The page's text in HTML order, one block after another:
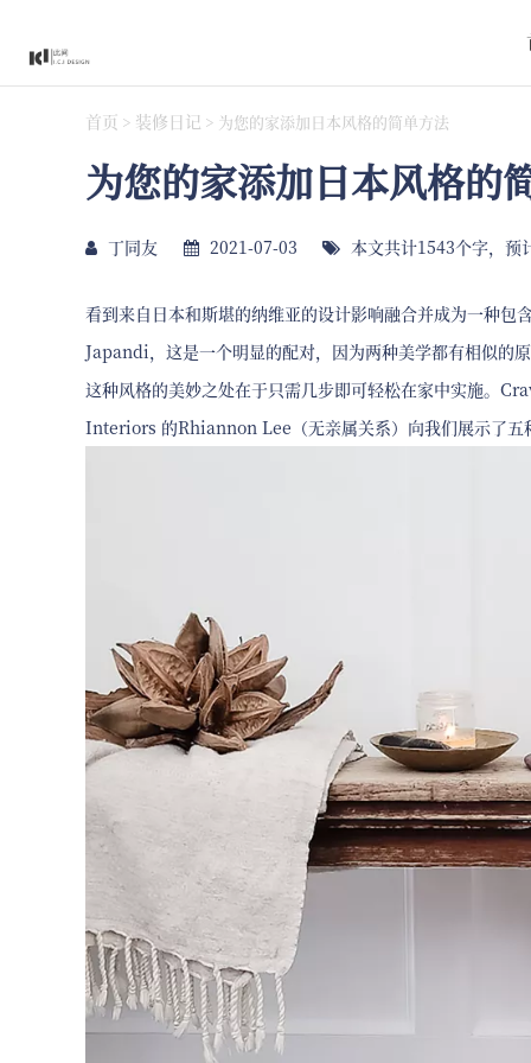
首页 > 装修日记 > 为您的家添加日本风格的简单方法
为您的家添加日本风格的
丁同友 2021-07-03 本文共计1543个字，预
看到来自日本和斯堪的纳维亚的设计影响融合并成为一种
Japandi，这是一个明显的配对，因为两种美学都有相似的
这种风格的美妙之处在于只需几步即可轻松在家中实施
Interiors 的Rhiannon Lee（无亲属关系）向我们展示了五